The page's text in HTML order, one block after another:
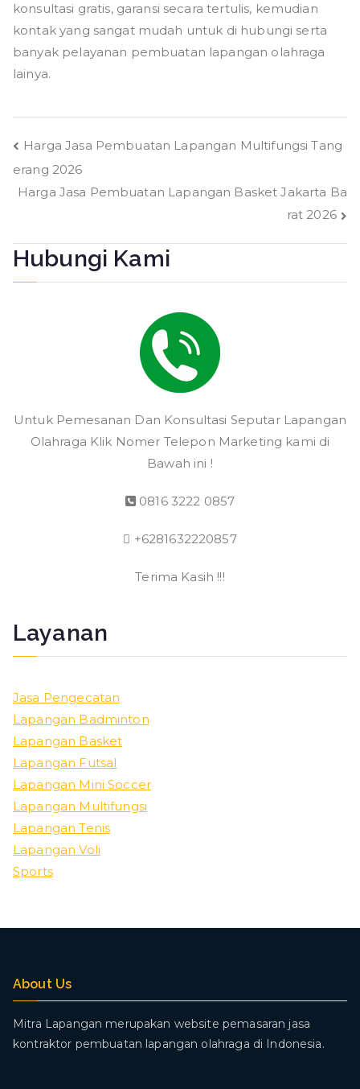
konsultasi gratis, garansi secara tertulis, kemudian
kontak yang sangat mudah untuk di hubungi serta
banyak pelayanan pembuatan lapangan olahraga
lainya.
Navigasi
pos
Harga Jasa Pembuatan Lapangan Multifungsi Tang
erang 2026
Harga Jasa Pembuatan Lapangan Basket Jakarta Ba
rat 2026
Hubungi Kami
Untuk Pemesanan Dan Konsultasi Seputar Lapangan
Olahraga Klik Nomer Telepon Marketing kami di
Bawah ini !
0816 3222 0857
+6281632220857
Terima Kasih !!!
Layanan
Jasa Pengecatan
Lapangan Badminton
Lapangan Basket
Lapangan Futsal
Lapangan Mini Soccer
Lapangan Multifungsi
Lapangan Tenis
Lapangan Voli
Sports
About Us
Mitra Lapangan merupakan website pemasaran jasa
kontraktor pembuatan lapangan olahraga di Indonesia.